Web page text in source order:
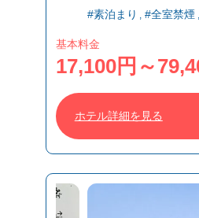
#素泊まり #全室禁煙
基本料金
17,100円～
ホテル詳細を見る